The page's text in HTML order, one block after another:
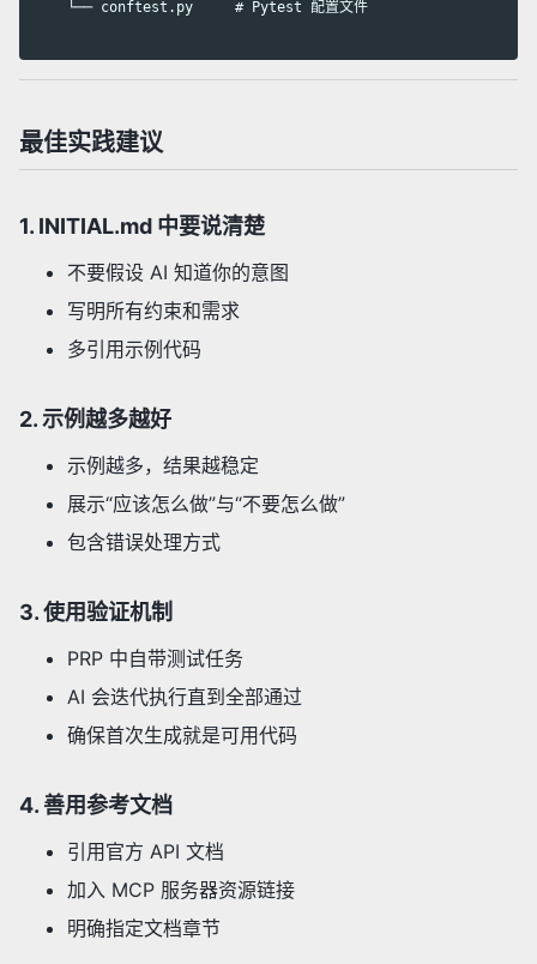
    └── conftest.py     # Pytest 配置文件
最佳实践建议
1. INITIAL.md 中要说清楚
不要假设 AI 知道你的意图
写明所有约束和需求
多引用示例代码
2. 示例越多越好
示例越多，结果越稳定
展示“应该怎么做”与“不要怎么做”
包含错误处理方式
3. 使用验证机制
PRP 中自带测试任务
AI 会迭代执行直到全部通过
确保首次生成就是可用代码
4. 善用参考文档
引用官方 API 文档
加入 MCP 服务器资源链接
明确指定文档章节